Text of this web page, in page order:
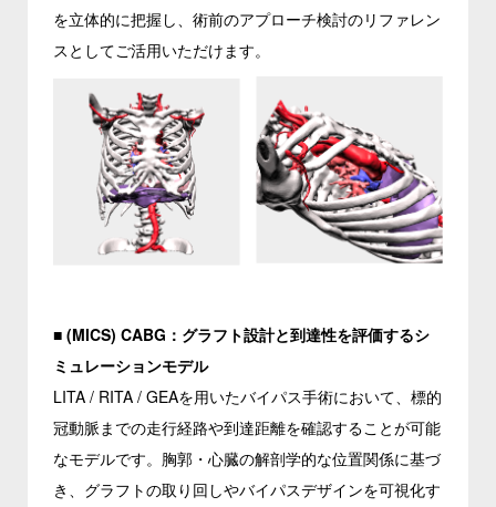
を立体的に把握し、術前のアプローチ検討のリファレン
スとしてご活用いただけます。
■ (MICS) CABG：グラフト設計と到達性を評価するシ
ミュレーションモデル
LITA / RITA / GEAを用いたバイパス手術において、標的
冠動脈までの走行経路や到達距離を確認することが可能
なモデルです。胸郭・心臓の解剖学的な位置関係に基づ
き、グラフトの取り回しやバイパスデザインを可視化す